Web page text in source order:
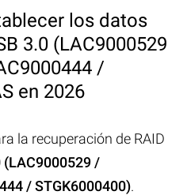
los datos
3.0 (LAC9000529
/
en 2026
la recuperación de RAID
(LAC9000529 /
/ STGK6000400).